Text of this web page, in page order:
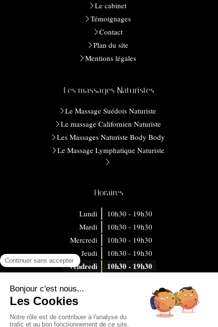
Le cabinet
Témoignages
Contact
Plan du site
Mentions légales
Les massages Naturistes
Le Massage Suédois Naturiste
Le massage Californien Naturiste
Les Massages Naturiste Body Body
Le Massage Lymphatique Naturiste
Horaires
Lundi
10h30 - 19h30
Mardi
10h30 - 19h30
Mercredi
10h30 - 19h30
Jeudi
10h30 - 19h30
Vendredi 10h30 - 19h30
Dimanche
©2026 Relieve Body and Soul